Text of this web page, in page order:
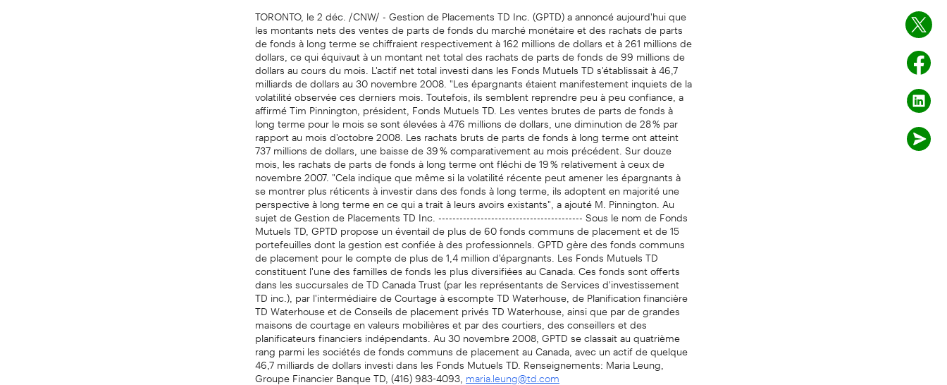
TORONTO, le 2 déc. /CNW/ - Gestion de Placements TD Inc. (GPTD) a annoncé aujourd'hui que
les montants nets des ventes de parts de fonds du marché monétaire et des rachats de parts
de fonds à long terme se chiffraient respectivement à 162 millions de dollars et à 261 millions de
dollars, ce qui équivaut à un montant net total des rachats de parts de fonds de 99 millions de
dollars au cours du mois. L'actif net total investi dans les Fonds Mutuels TD s'établissait à 46,7
milliards de dollars au 30 novembre 2008. "Les épargnants étaient manifestement inquiets de la
volatilité observée ces derniers mois. Toutefois, ils semblent reprendre peu à peu confiance, a
affirmé Tim Pinnington, président, Fonds Mutuels TD. Les ventes brutes de parts de fonds à
long terme pour le mois se sont élevées à 476 millions de dollars, une diminution de 28 % par
rapport au mois d'octobre 2008. Les rachats bruts de parts de fonds à long terme ont atteint
737 millions de dollars, une baisse de 39 % comparativement au mois précédent. Sur douze
mois, les rachats de parts de fonds à long terme ont fléchi de 19 % relativement à ceux de
novembre 2007. "Cela indique que même si la volatilité récente peut amener les épargnants à
se montrer plus réticents à investir dans des fonds à long terme, ils adoptent en majorité une
perspective à long terme en ce qui a trait à leurs avoirs existants", a ajouté M. Pinnington. Au
sujet de Gestion de Placements TD Inc. ----------------------------------------- Sous le nom de Fonds
Mutuels TD, GPTD propose un éventail de plus de 60 fonds communs de placement et de 15
portefeuilles dont la gestion est confiée à des professionnels. GPTD gère des fonds communs
de placement pour le compte de plus de 1,4 million d'épargnants. Les Fonds Mutuels TD
constituent l'une des familles de fonds les plus diversifiées au Canada. Ces fonds sont offerts
dans les succursales de TD Canada Trust (par les représentants de Services d'investissement
TD inc.), par l'intermédiaire de Courtage à escompte TD Waterhouse, de Planification financière
TD Waterhouse et de Conseils de placement privés TD Waterhouse, ainsi que par de grandes
maisons de courtage en valeurs mobilières et par des courtiers, des conseillers et des
planificateurs financiers indépendants. Au 30 novembre 2008, GPTD se classait au quatrième
rang parmi les sociétés de fonds communs de placement au Canada, avec un actif de quelque
46,7 milliards de dollars investi dans les Fonds Mutuels TD. Renseignements: Maria Leung,
Groupe Financier Banque TD, (416) 983-4093, maria.leung@td.com